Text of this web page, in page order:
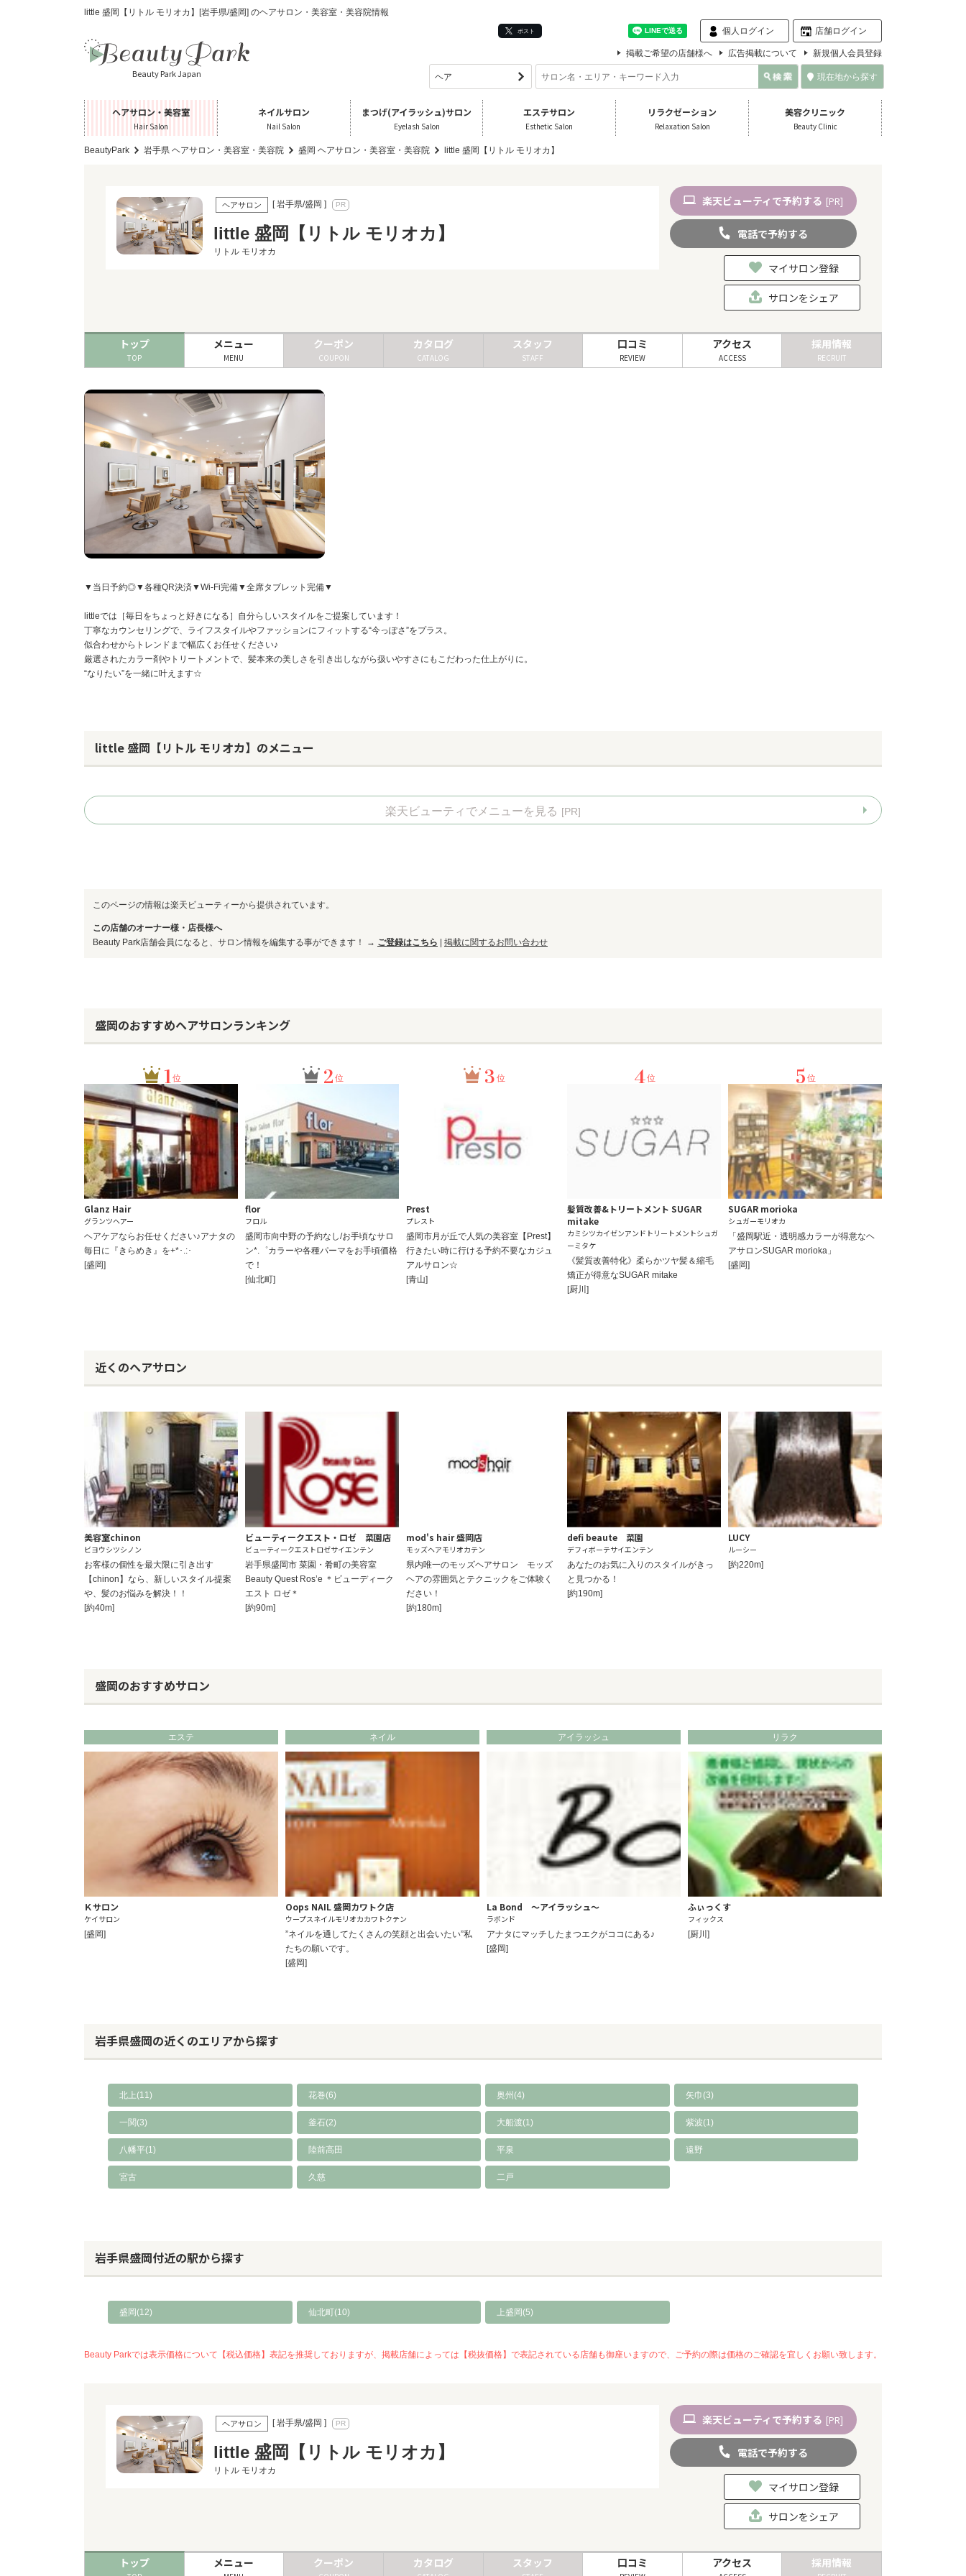
little 盛岡【リトル モリオカ】[岩手県/盛岡] のヘアサロン・美容室・美容院情報
ポスト 個人ログイン 店舗ログイン
Beauty Park Japan
掲載ご希望の店舗様へ 広告掲載について 新規個人会員登録
現在地から探す
ヘアサロン・美容室
Hair Salon
ネイルサロン
Nail Salon
まつげ(アイラッシュ)サロン
Eyelash Salon
エステサロン
Esthetic Salon
リラクゼーション
Relaxation Salon
美容クリニック
Beauty Clinic
BeautyPark 岩手県 ヘアサロン・美容室・美容院 盛岡 ヘアサロン・美容室・美容院 little 盛岡【リトル モリオカ】
ヘアサロン [ 岩手県/盛岡 ]
little 盛岡【リトル モリオカ】
リトル モリオカ
楽天ビューティ で予約する [PR]
電話で予約する
マイサロン登録
サロンをシェア
トップ
TOP
メニュー
MENU
クーポン
COUPON
カタログ
CATALOG
スタッフ
STAFF
口コミ
REVIEW
アクセス
ACCESS
採用情報
RECRUIT
▼当日予約◎▼各種QR決済▼Wi-Fi完備▼全席タブレット完備▼
littleでは［毎日をちょっと好きになる］自分らしいスタイルをご提案しています！
丁寧なカウンセリングで、ライフスタイルやファッションにフィットする“今っぽさ”をプラス。
似合わせからトレンドまで幅広くお任せください♪
厳選されたカラー剤やトリートメントで、髪本来の美しさを引き出しながら扱いやすさにもこだわった仕上がりに。
“なりたい”を一緒に叶えます☆
little 盛岡【リトル モリオカ】のメニュー
楽天ビューティでメニューを見る [PR]
このページの情報は楽天ビューティーから提供されています。
この店舗のオーナー様・店長様へ
Beauty Park店舗会員になると、サロン情報を編集する事ができます！ → ご登録はこちら | 掲載に関するお問い合わせ
盛岡のおすすめヘアサロンランキング
1位
Glanz Hair
グランツヘアー
ヘアケアならお任せください♪アナタの
毎日に『きらめき』を+*･.:･
[盛岡]
2 位
flor
フロル
盛岡市向中野の予約なし/お手頃なサロ
ン*.゜カラーや各種パーマをお手頃価格
で！
[仙北町]
3 位
Prest
プレスト
盛岡市月が丘で人気の美容室【Prest】
行きたい時に行ける予約不要なカジュ
アルサロン☆
[青山]
4位
髪質改善&トリートメント SUGAR
mitake
カミシツカイゼンアンドトリートメントシュガ
ーミタケ
《髪質改善特化》柔らかツヤ髪＆縮毛
矯正が得意なSUGAR mitake
[厨川]
5 位
SUGAR morioka
シュガーモリオカ
「盛岡駅近・透明感カラーが得意なヘ
アサロンSUGAR morioka」
[盛岡]
近くのヘアサロン
美容室chinon
ビヨウシツシノン
お客様の個性を最大限に引き出す
【chinon】なら、新しいスタイル提案
や、髪のお悩みを解決！！
[約40m]
ビューティークエスト・ロゼ 菜園店
ビューティークエストロゼサイエンテン
岩手県盛岡市 菜園・肴町の美容室
Beauty Quest Ros’e ＊ビューディーク
エスト ロゼ＊
[約90m]
mod's hair 盛岡店
モッズヘアモリオカテン
県内唯一のモッズヘアサロン モッズ
ヘアの雰囲気とテクニックをご体験く
ださい！
[約180m]
defi beaute 菜園
デフィボーテサイエンテン
あなたのお気に入りのスタイルがきっ
と見つかる！
[約190m]
LUCY
ルーシー
[約220m]
盛岡のおすすめサロン
エステ
Ｋサロン
ケイサロン
[盛岡]
ネイル
Oops NAIL 盛岡カワトク店
ウープスネイルモリオカカワトクテン
”ネイルを通してたくさんの笑顔と出会いたい”私
たちの願いです。
[盛岡]
アイラッシュ
La Bond ～アイラッシュ～
ラボンド
アナタにマッチしたまつエクがココにある♪
[盛岡]
リラク
ふぃっくす
フィックス
[厨川]
岩手県盛岡の近くのエリアから探す
北上(11) 花巻(6) 奥州(4) 矢巾(3)
一関(3) 釜石(2) 大船渡(1) 紫波(1)
八幡平(1) 陸前高田 平泉 遠野
宮古 久慈 二戸
岩手県盛岡付近の駅から探す
盛岡(12) 仙北町(10) 上盛岡(5)
Beauty Parkでは表示価格について【税込価格】表記を推奨しておりますが、掲載店舗によっては【税抜価格】で表記されている店舗も御座いますので、ご予約の際は価格のご確認を宜しくお願い致します。
ヘアサロン [ 岩手県/盛岡 ]
little 盛岡【リトル モリオカ】
リトル モリオカ
楽天ビューティ で予約する [PR]
電話で予約する
マイサロン登録
サロンをシェア
トップ メニュー クーポン カタログ スタッフ 口コミ アクセス 採用情報